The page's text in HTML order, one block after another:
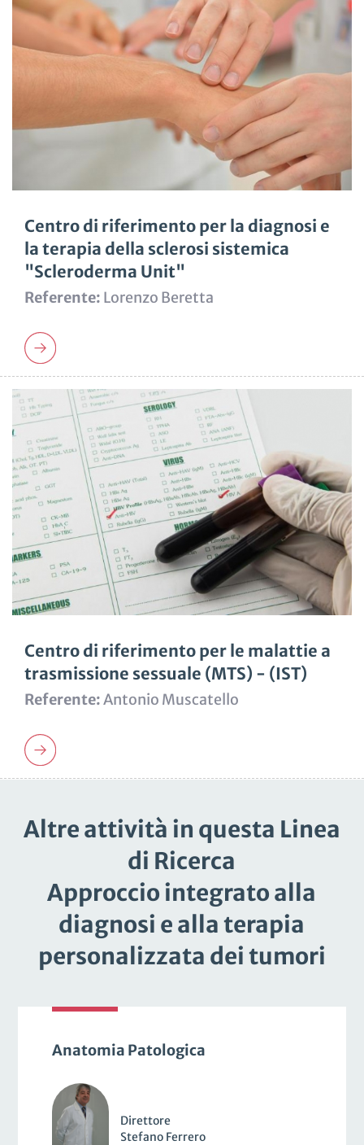
Centro di riferimento per la diagnosi e
la terapia della sclerosi sistemica
"Scleroderma Unit"
Referente: Lorenzo Beretta
Centro di riferimento per le malattie a
trasmissione sessuale (MTS) - (IST)
Referente:Antonio Muscatello
Altre attività in questa Linea
di Ricerca
Approccio integrato alla
diagnosi e alla terapia
personalizzata dei tumori
Anatomia Patologica
Direttore
Stefano Ferrero